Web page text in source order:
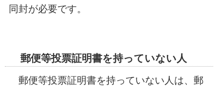
同封が必要です。
郵便等投票証明書を持っていない人
郵便等投票証明書を持っていない人は、郵